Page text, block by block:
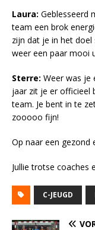
Laura: Geblesseerd
team een brok
zijn dat je in het
weer een paar mooi
Sterre: Weer was je
jaar zit je er officieel
team. Je bent in te
zooooo fijn!
Op naar een gezond
Jullie trotse coaches
C-JEUGD